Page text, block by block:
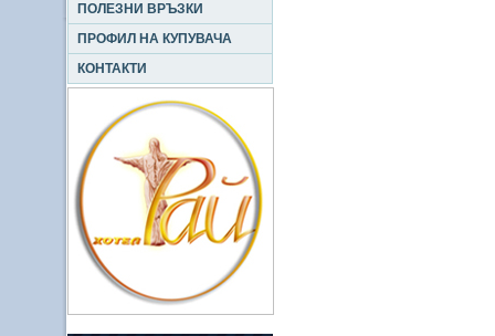
ПОЛЕЗНИ ВРЪЗКИ
ПРОФИЛ НА КУПУВАЧА
КОНТАКТИ